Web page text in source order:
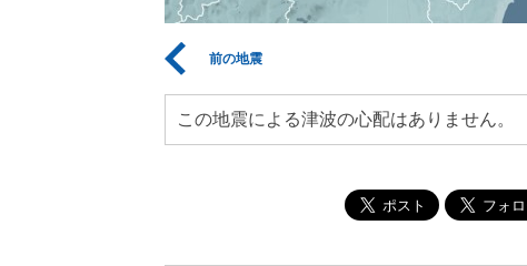
前の地震
この地震による津波の心配はありません。